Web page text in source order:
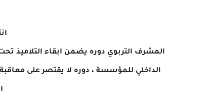
المشرف التربوي دوره يضمن ابقاء التلاميذ
الداخلي للمؤسسة ، دوره لا يقتصر على